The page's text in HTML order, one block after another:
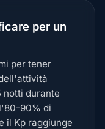
per un
per tener
notti durante
90% di
il Kp raggiunge